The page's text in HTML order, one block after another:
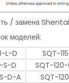
/ замена
моделей:
L-D SQT-
S-D
SQT-
D-A
SQT-